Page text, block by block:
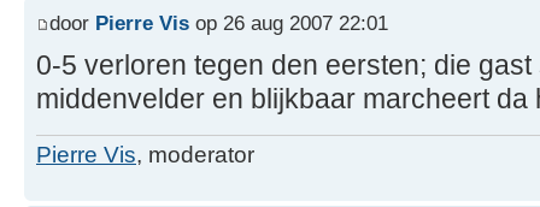
door Pierre Vis op 26 aug 2007 22:01
0-5 verloren tegen den eersten; die
middenvelder en blijkbaar marcheert
Pierre Vis, moderator